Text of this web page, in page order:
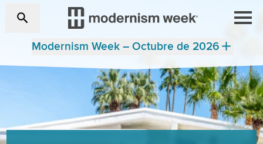
Modernism Week – Octubre de 2026